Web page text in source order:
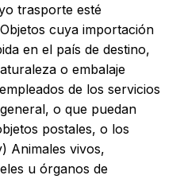
trasporte esté
cuya importación
en el país de destino,
o embalaje
de los servicios
o que puedan
postales, o los
Animales vivos,
u órganos de